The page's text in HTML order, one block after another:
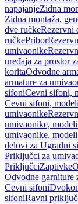
napajanjeZidna
Zidna montaža,
dve ručkeRezervni
ručkePribor
umivaonike
uređaja za prostor
koritaOdvodne
armature za
sifoniCevni sifoni,
Cevni sifoni,
umivaonike
umivaonike,
umivaonike,
delovi za Ugradni
Priključci za
PriključciZaptivke
Odvodne garniture
Cevni sifoni
sifoniRavni